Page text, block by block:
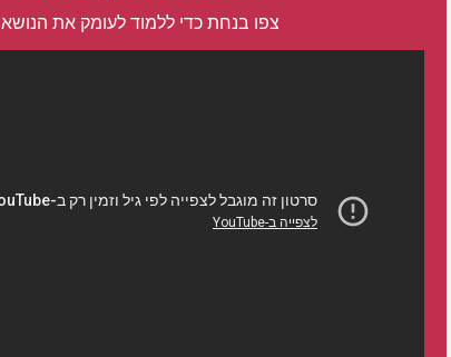
צפו בנחת כדי ללמוד לעומק את